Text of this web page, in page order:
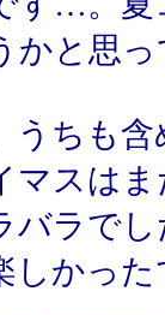
かと思
うちも
マスは
バラで
しかっ